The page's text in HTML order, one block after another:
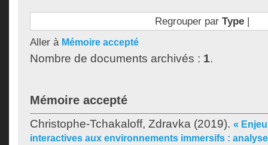
Regrouper par Type|
Aller à Mémoire accepté
Nombre de documents archivés : 1.
Mémoire accepté
Christophe-Tchakaloff, Zdravka (2019). «
interactives aux environnements immersifs :